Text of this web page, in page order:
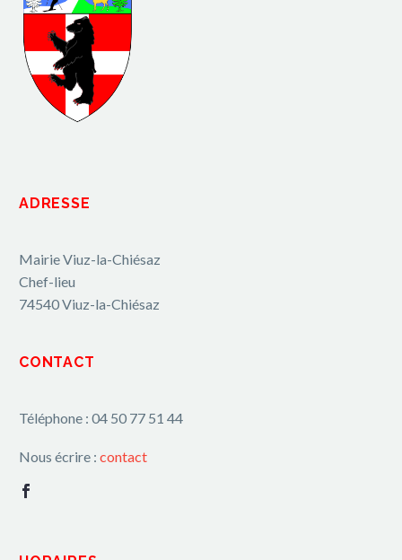
ADRESSE
Mairie Viuz-la-Chiésaz
Chef-lieu
74540 Viuz-la-Chiésaz
CONTACT
Téléphone : 04 50 77 51 44
Nous écrire : contact